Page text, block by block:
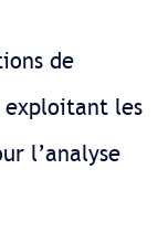
de
exploitant les
l’analyse